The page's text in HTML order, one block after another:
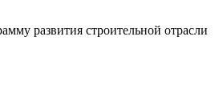
развития строительной отрасли